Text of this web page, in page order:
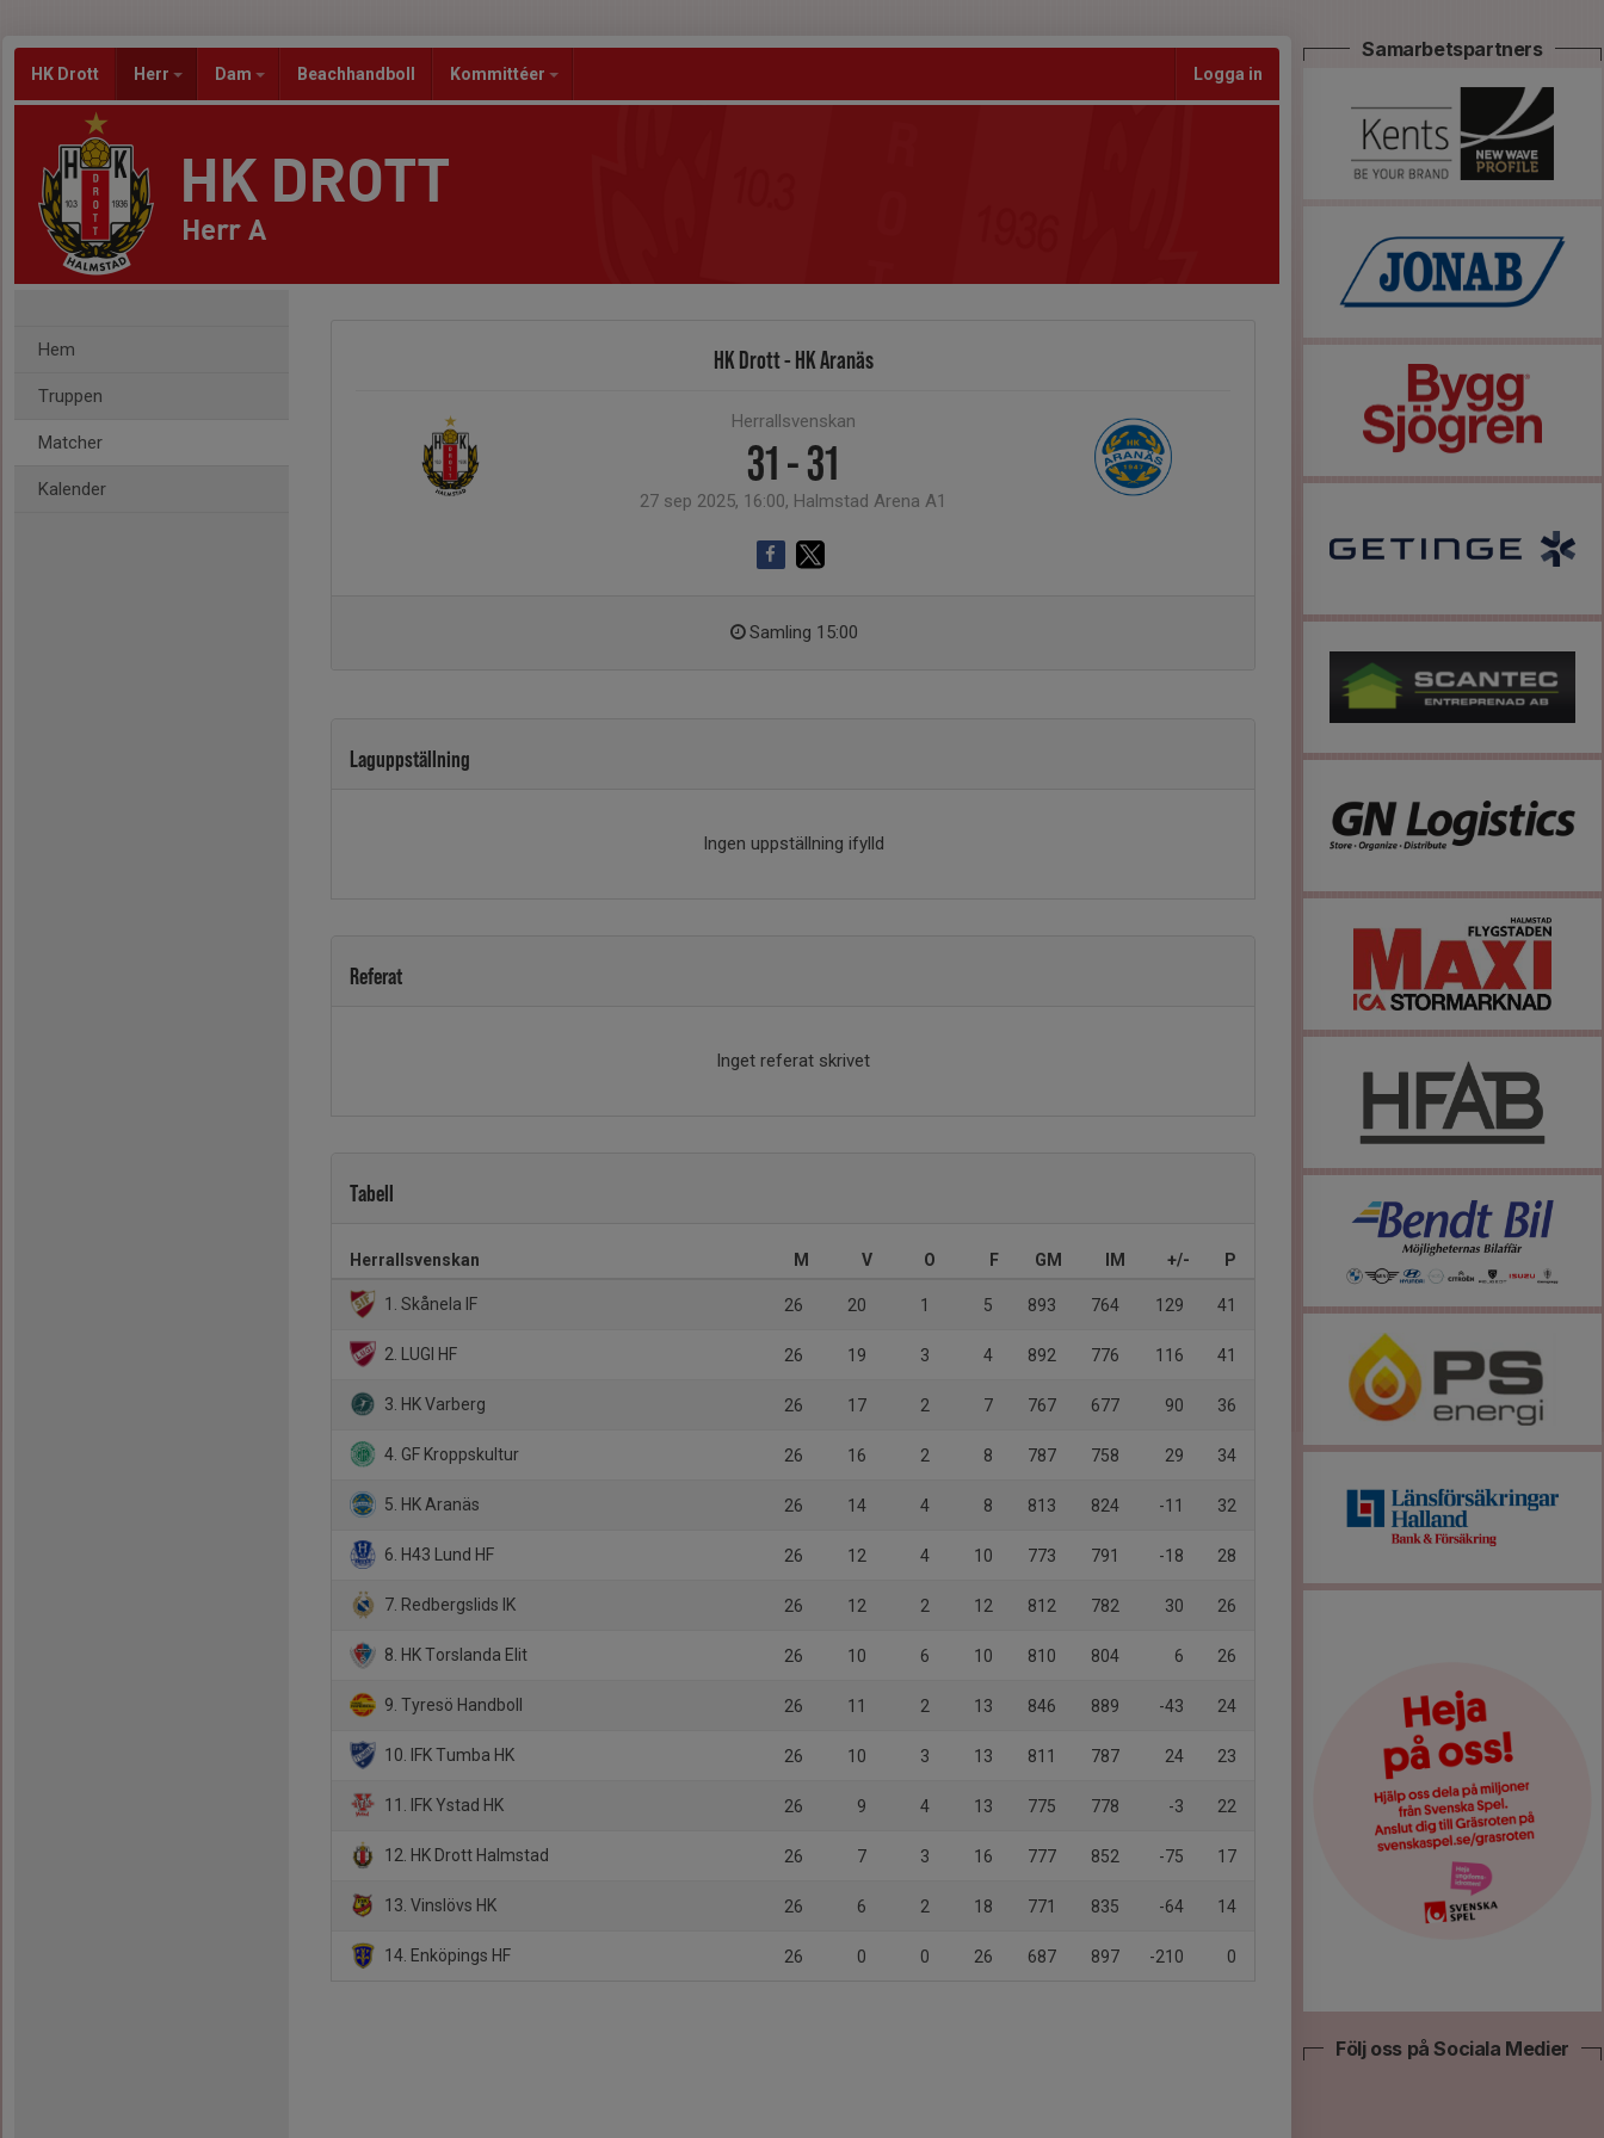
HK Drott Herr Dam Beachhandboll Kommittéer Logga in
HK DROTT
Herr A
Hem
Truppen
Matcher
Kalender
HK Drott - HK Aranäs
Herrallsvenskan
31 - 31
27 sep 2025, 16:00, Halmstad Arena A1
Samling 15:00
Laguppställning
Ingen uppställning ifylld
Referat
Inget referat skrivet
Tabell
Herrallsvenskan M V O F GM IM +/- P
1. Skånela IF 26 20 1 5 893 764 129 41
2. LUGI HF 26 19 3 4 892 776 116 41
3. HK Varberg 26 17 2 7 767 677 90 36
4. GF Kroppskultur 26 16 2 8 787 758 29 34
5. HK Aranäs 26 14 4 8 813 824 -11 32
6. H43 Lund HF 26 12 4 10 773 791 -18 28
7. Redbergslids IK 26 12 2 12 812 782 30 26
8. HK Torslanda Elit 26 10 6 10 810 804 6 26
9. Tyresö Handboll 26 11 2 13 846 889 -43 24
10. IFK Tumba HK 26 10 3 13 811 787 24 23
11. IFK Ystad HK 26 9 4 13 775 778 -3 22
12. HK Drott Halmstad 26 7 3 16 777 852 -75 17
13. Vinslövs HK 26 6 2 18 771 835 -64 14
14. Enköpings HF 26 0 0 26 687 897 -210 0
Samarbetspartners
Följ oss på Sociala Medier